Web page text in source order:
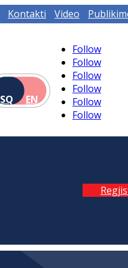
Kontakti Video
SQ
EN
Follow
Follow
Follow
Follow
Follow
Follow